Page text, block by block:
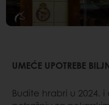
UMEĆE UPOTREBE
Budite hrabri u 2024.